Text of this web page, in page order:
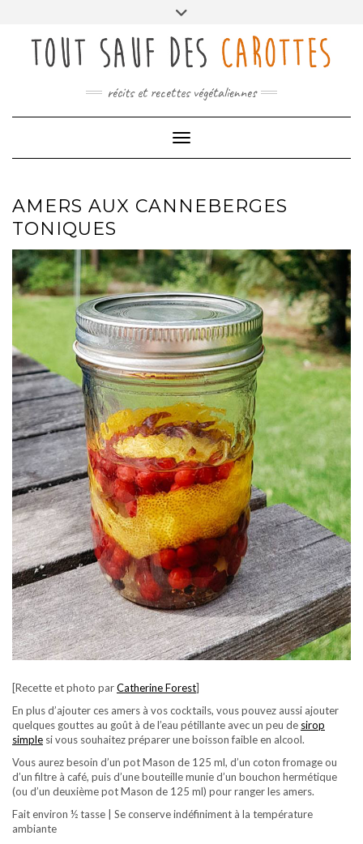
récits et recettes végétaliennes
Toggle Navigation
AMERS AUX CANNEBERGES
TONIQUES
[Recette et photo parCatherine Forest]
En plus d’ajouter ces amers à vos cocktails, vous pouvez aussi ajouter
quelques gouttes au goût à de l’eau pétillante avec un peu de sirop
simple si vous souhaitez préparer une boisson faible en alcool.
Vous aurez besoin d’un pot Mason de 125 ml, d’un coton fromage ou
d’un filtre à café, puis d’une bouteille munie d’un bouchon hermétique
(ou d’un deuxième pot Mason de 125 ml) pour ranger les amers.
Fait environ ½ tasse | Se conserve indéfiniment à la température
ambiante